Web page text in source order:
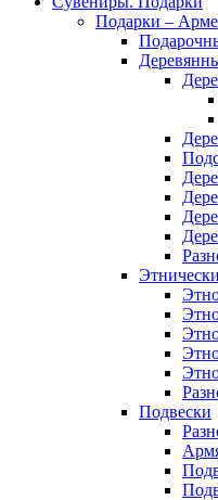
Подарки –
Подвески